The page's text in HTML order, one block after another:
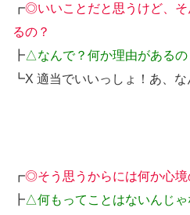
┏◎いいことだと思うけど、
るの？
┣△なんで？何か理由があるの
┗X 適当でいいっしょ！あ、な
┏◎そう思うからには何か心境
┣△何もってことはないんじゃ